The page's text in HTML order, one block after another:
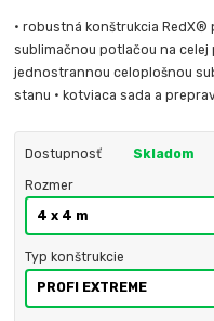
• robustná konštrukcia RedX®
sublimačnou potlačou na celej
jednostrannou celoplošnou
stanu • kotviaca sada a
Dostupnosť Skladom
Rozmer
Typ konštrukcie